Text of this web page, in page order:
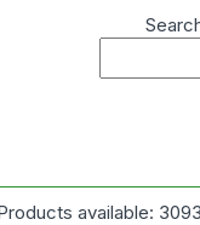
available: